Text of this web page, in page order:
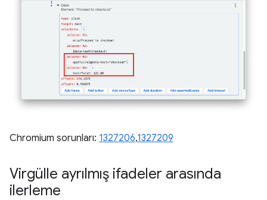
Chromium sorunları: 1327206,1327209
Virgülle ayrılmış ifadeler arasında
ilerleme